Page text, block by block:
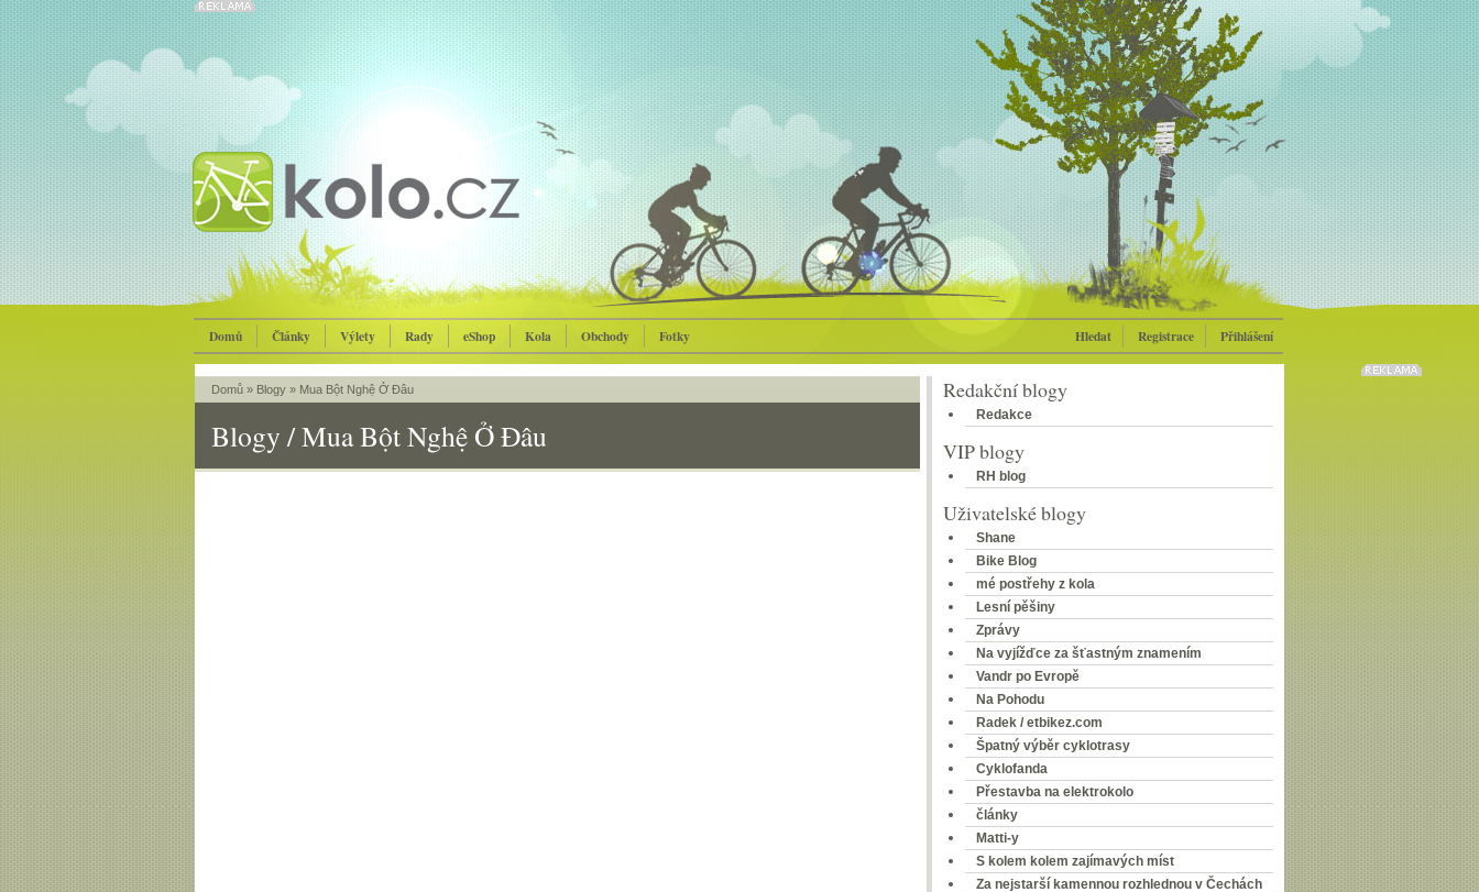
Domů Články Výlety Rady eShop Kola Obchody Fotky Hledat Registrace Přihlášení
Domů » Blogy » Mua Bột Nghệ Ở Đâu
Blogy / Mua Bột Nghệ Ở Đâu
Redakční blogy
Redakce
VIP blogy
RH blog
Uživatelské blogy
Shane
Bike Blog
mé postřehy z kola
Lesní pěšiny
Zprávy
Na vyjížďce za šťastným znamením
Vandr po Evropě
Na Pohodu
Radek / etbikez.com
Špatný výběr cyklotrasy
Cyklofanda
Přestavba na elektrokolo
články
Matti-y
S kolem kolem zajímavých míst
Za nejstarší kamennou rozhlednou v Čechách